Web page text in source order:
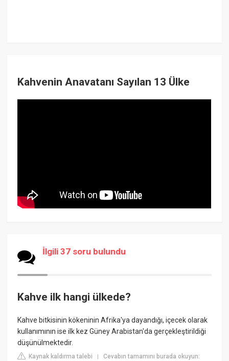
Kahvenin Anavatanı Sayılan 13 Ülke
İlgili 37 soru bulundu
Kahve ilk hangi ülkede?
Kahve bitkisinin kökeninin Afrika'ya dayandığı, içecek olarak
kullanımının ise ilk kez Güney Arabistan'da gerçekleştirildiği
düşünülmektedir.
Kaynak kaldırma talebi |Cevabın tamamını burada okuyun: